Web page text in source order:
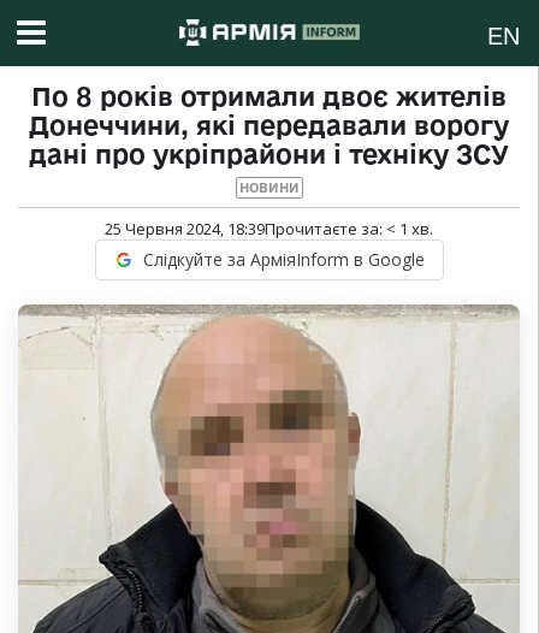
EN
По 8 років отримали двоє жителів
Донеччини, які передавали ворогу
дані про укріпрайони і техніку ЗСУ
НОВИНИ
25 Червня 2024, 18:39Прочитаєте за: < 1 хв.
Слідкуйте за АрміяInform в Google